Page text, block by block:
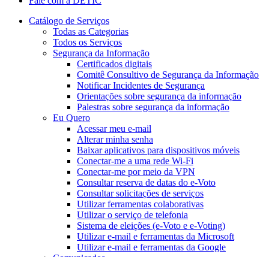
Catálogo de Serviços
Todas as Categorias
Todos os Serviços
Segurança da Informação
Certificados digitais
Comitê Consultivo de Segurança da Informação
Notificar Incidentes de Segurança
Orientações sobre segurança da informação
Palestras sobre segurança da informação
Eu Quero
Acessar meu e-mail
Alterar minha senha
Baixar aplicativos para dispositivos móveis
Conectar-me a uma rede Wi-Fi
Conectar-me por meio da VPN
Consultar reserva de datas do e-Voto
Consultar solicitações de serviços
Utilizar ferramentas colaborativas
Utilizar o serviço de telefonia
Sistema de eleições (e-Voto e e-Voting)
Utilizar e-mail e ferramentas da Microsoft
Utilizar e-mail e ferramentas da Google